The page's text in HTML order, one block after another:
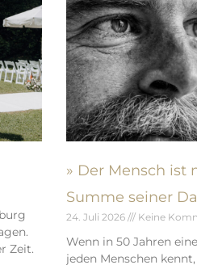
Zeit.
» Der Mensch ist
Summe seiner
24. Juli 2026 Keine
Wenn in 50 Jahren
jeden Menschen